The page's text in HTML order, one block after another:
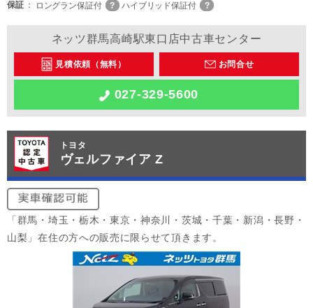
保証
ロングラン保証付 ハイブリッド保証付
ネッツ群馬高崎駅東口店中古車センター
見積依頼（無料） お問合せ
027-329-5600
トヨタ
ヴェルファイア Z
「群馬・埼玉・栃木・東京・神奈川・茨城・千葉・新潟・長野・
山梨」在住の方への販売に限らせて頂きます。